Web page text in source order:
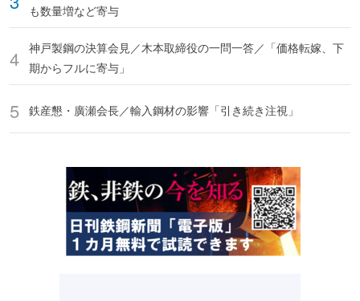
も数量増など寄与
神戸製鋼の決算会見／木本取締役の一問一答／「価格転嫁、下
期からフルに寄与」
鉄産懇・廣瀬会長／輸入鋼材の影響「引き続き注視」